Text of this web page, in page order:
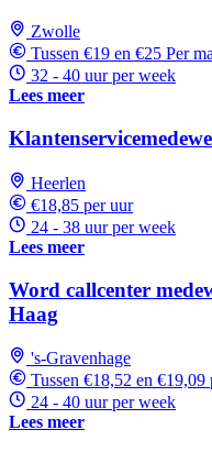
Zwolle
Tussen €19 en €25 Per
32 - 40 uur per week
Lees meer
Heerlen
€18,85 per uur
24 - 38 uur per week
Lees meer
Word callcenter
Haag
's-Gravenhage
Tussen €18,52 en €19,09
24 - 40 uur per week
Lees meer